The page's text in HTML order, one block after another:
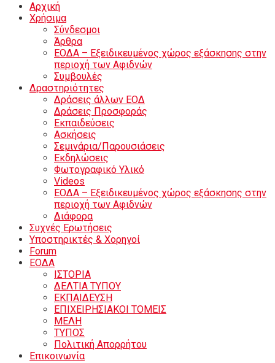
Αρχική
Χρήσιμα
Σύνδεσμοι
Άρθρα
ΕΟΔΑ – Εξειδικευμένος χώρος εξάσκησης στην
περιοχή των Αφιδνών
Συμβουλές
Δραστηριότητες
Δράσεις άλλων ΕΟΔ
Δράσεις Προσφοράς
Εκπαιδεύσεις
Ασκήσεις
Σεμινάρια/Παρουσιάσεις
Εκδηλώσεις
Φωτογραφικό Υλικό
Videos
ΕΟΔΑ – Εξειδικευμένος χώρος εξάσκησης στην
περιοχή των Αφιδνών
Διάφορα
Συχνές Ερωτήσεις
Υποστηρικτές & Χορηγοί
Forum
ΕΟΔA
ΙΣΤΟΡΙΑ
ΔΕΛΤΙΑ ΤΥΠΟΥ
ΕΚΠΑΙΔΕΥΣΗ
ΕΠΙΧΕΙΡΗΣΙΑΚΟΙ ΤΟΜΕΙΣ
ΜΕΛΗ
ΤΥΠΟΣ
Πολιτική Απορρήτου
Eπικοινωνία